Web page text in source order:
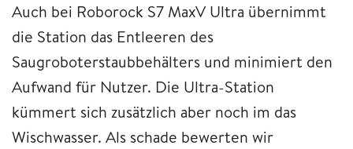
Auch bei Roborock S7 MaxV Ultra übernimmt
die Station das Entleeren des
Saugroboterstaubbehälters und minimiert den
Aufwand für Nutzer. Die Ultra-Station
kümmert sich zusätzlich aber noch im das
Wischwasser. Als schade bewerten wir